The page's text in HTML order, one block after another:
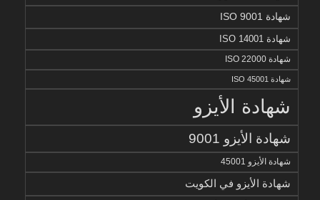
شهادة ISO 9001
شهادة ISO 14001
شهادة ISO 22000
شهادة ISO 45001
شهادة الأيزو
شهادة الأيزو 9001
شهادة الأيزو 45001
شهادة الأيزو في الكويت